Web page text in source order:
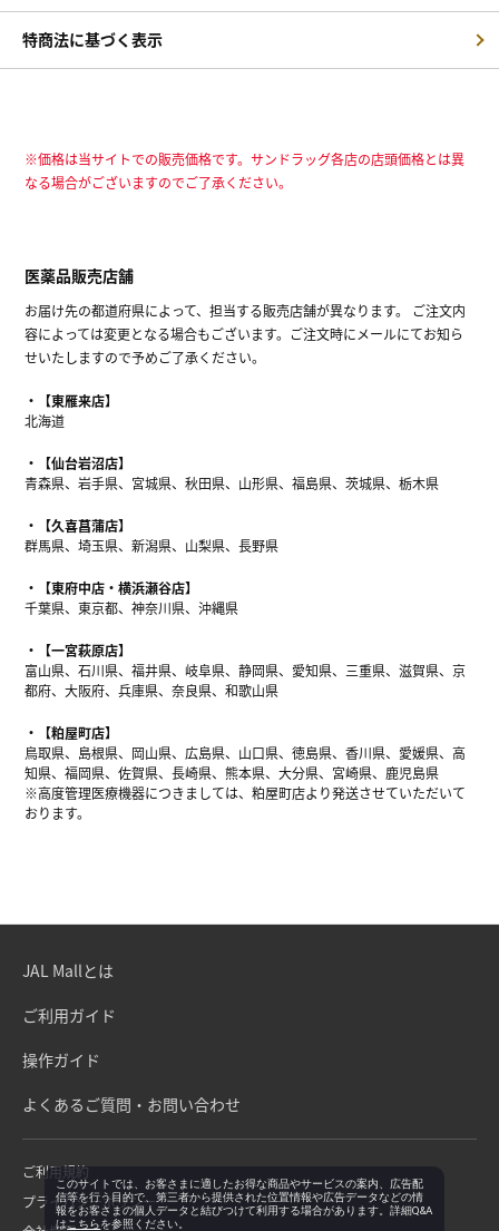
特商法に基づく表示
※価格は当サイトでの販売価格です。サンドラッグ各店の店頭価格とは異
なる場合がございますのでご了承ください。
医薬品販売店舗
お届け先の都道府県によって、担当する販売店舗が異なります。 ご注文内
容によっては変更となる場合もございます。ご注文時にメールにてお知ら
せいたしますので予めご了承ください。
【東雁来店】
北海道
【仙台岩沼店】
青森県、岩手県、宮城県、秋田県、山形県、福島県、茨城県、栃木県
【久喜菖蒲店】
群馬県、埼玉県、新潟県、山梨県、長野県
【東府中店・横浜瀬谷店】
千葉県、東京都、神奈川県、沖縄県
【一宮萩原店】
富山県、石川県、福井県、岐阜県、静岡県、愛知県、三重県、滋賀県、京
都府、大阪府、兵庫県、奈良県、和歌山県
【粕屋町店】
鳥取県、島根県、岡山県、広島県、山口県、徳島県、香川県、愛媛県、高
知県、福岡県、佐賀県、長崎県、熊本県、大分県、宮崎県、鹿児島県
※高度管理医療機器につきましては、粕屋町店より発送させていただいて
おります。
JAL Mallとは
ご利用ガイド
操作ガイド
よくあるご質問・お問い合わせ
ご利用規約
プライバシーポリシー
このサイトでは、お客さまに適したお得な商品やサービスの案内、広告配
信等を行う目的で、第三者から提供された位置情報や広告データなどの情
報をお客さまの個人データと結びつけて利用する場合があります。詳細Q&A
はこちらを参照ください。